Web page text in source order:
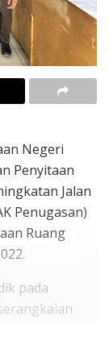
Negeri
Penyitaan
Jalan
Penugasan)
Ruang
pada